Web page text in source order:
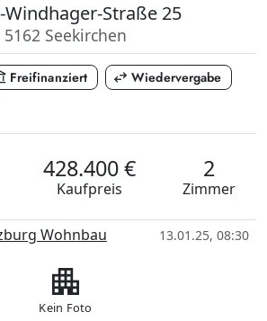
Straße 25
5162 Seekirchen
Freifinanziert swap_horiz Wiedervergabe
428.400 €
Kaufpreis
2
Zimmer
Wohnbau 13.01.25, 08:30
apartment
Kein Foto